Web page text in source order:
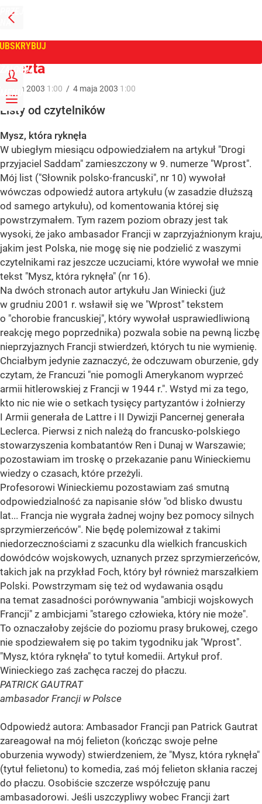
PRZEJDŹ
NA
GŁÓWNĄ
ZALOGUJ
MENU
Tygodnik Wprost
Poczta
maja 2003 1:00 / 4 maja 2003 1:00
Listy od czytelników
Mysz, która ryknęła
W ubiegłym miesiącu odpowiedziałem na artykuł "Drogi
przyjaciel Saddam" zamieszczony w 9. numerze "Wprost".
Mój list ("Słownik polsko-francuski", nr 10) wywołał
wówczas odpowiedź autora artykułu (w zasadzie dłuższą
od samego artykułu), od komentowania której się
powstrzymałem. Tym razem poziom obrazy jest tak
wysoki, że jako ambasador Francji w zaprzyjaźnionym kraju,
jakim jest Polska, nie mogę się nie podzielić z waszymi
czytelnikami raz jeszcze uczuciami, które wywołał we mnie
tekst "Mysz, która ryknęła" (nr 16).
Na dwóch stronach autor artykułu Jan Winiecki (już
w grudniu 2001 r. wsławił się we "Wprost" tekstem
o "chorobie francuskiej", który wywołał usprawiedliwioną
reakcję mego poprzednika) pozwala sobie na pewną liczbę
nieprzyjaznych Francji stwierdzeń, których tu nie wymienię.
Chciałbym jedynie zaznaczyć, że odczuwam oburzenie, gdy
czytam, że Francuzi "nie pomogli Amerykanom wyprzeć
armii hitlerowskiej z Francji w 1944 r.". Wstyd mi za tego,
kto nic nie wie o setkach tysięcy partyzantów i żołnierzy
I Armii generała de Lattre i II Dywizji Pancernej generała
Leclerca. Pierwsi z nich należą do francusko-polskiego
stowarzyszenia kombatantów Ren i Dunaj w Warszawie;
pozostawiam im troskę o przekazanie panu Winieckiemu
wiedzy o czasach, które przeżyli.
Profesorowi Winieckiemu pozostawiam zaś smutną
odpowiedzialność za napisanie słów "od blisko dwustu
lat... Francja nie wygrała żadnej wojny bez pomocy silnych
sprzymierzeńców". Nie będę polemizował z takimi
niedorzecznościami z szacunku dla wielkich francuskich
dowódców wojskowych, uznanych przez sprzymierzeńców,
takich jak na przykład Foch, który był również marszałkiem
Polski. Powstrzymam się też od wydawania osądu
na temat zasadności porównywania "ambicji wojskowych
Francji" z ambicjami "starego człowieka, który nie może".
To oznaczałoby zejście do poziomu prasy brukowej, czego
nie spodziewałem się po takim tygodniku jak "Wprost".
"Mysz, która ryknęła" to tytuł komedii. Artykuł prof.
Winieckiego zaś zachęca raczej do płaczu.
PATRICK GAUTRAT
ambasador Francji w Polsce
Odpowiedź autora: Ambasador Francji pan Patrick Gautrat
zareagował na mój felieton (kończąc swoje pełne
oburzenia wywody) stwierdzeniem, że "Mysz, która ryknęła"
(tytuł felietonu) to komedia, zaś mój felieton skłania raczej
do płaczu. Osobiście szczerze współczuję panu
ambasadorowi. Jeśli uszczypliwy wobec Francji żart